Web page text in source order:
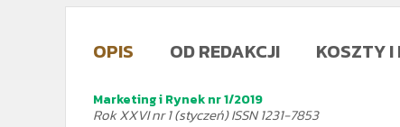
OPIS OD REDAKCJI KOSZTY I
Marketing i Rynek nr 1/2019
Rok XXVI nr 1 (styczeń) ISSN 1231-7853